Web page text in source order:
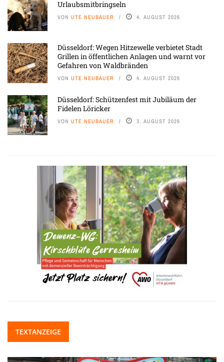
Urlaubsmitbringseln
VON UTE NEUBAUER 4. AUGUST 2026
Düsseldorf: Wegen Hitzewelle verbietet Stadt
Grillen in öffentlichen Anlagen und warnt vor
Gefahren von Waldbränden
VON UTE NEUBAUER 4. AUGUST 2026
Düsseldorf: Schützenfest mit Jubiläum der
Fidelen Löricker
VON UTE NEUBAUER 3. AUGUST 2026
TEXTANZEIGE